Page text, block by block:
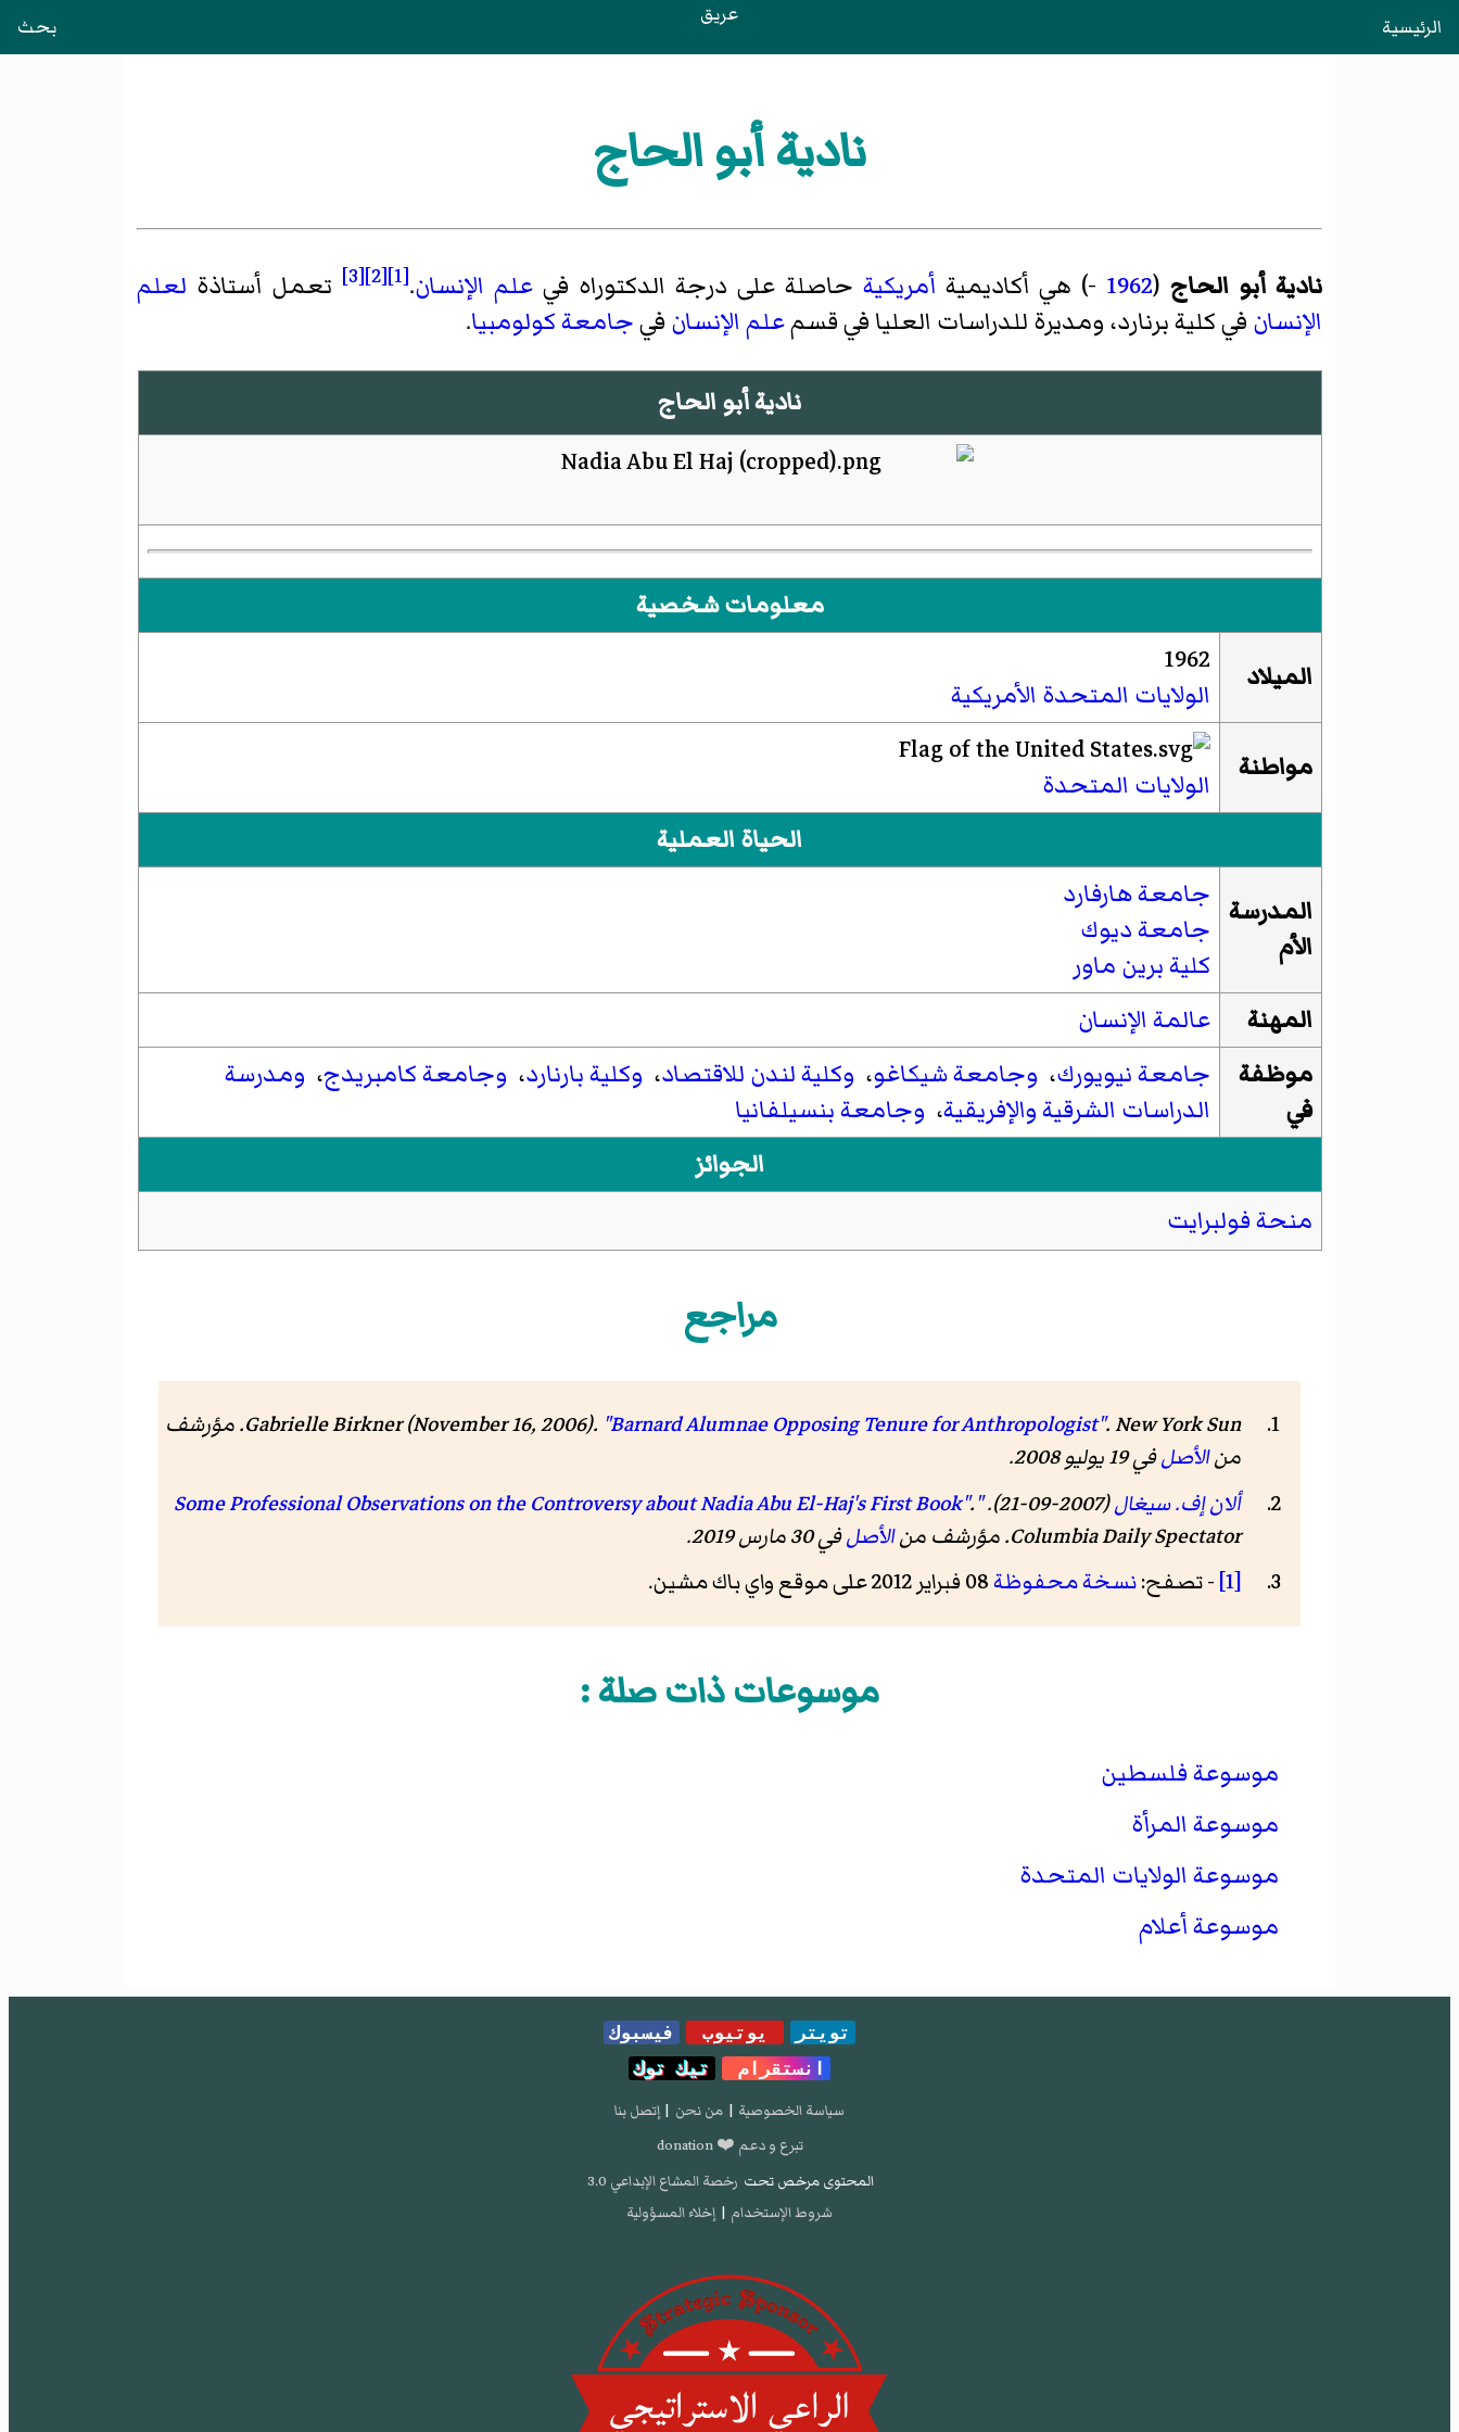
الرئيسية عريق بحث
نادية أبو الحاج
نادية أبو الحاج (
1962 -) هي أكاديمية أمريكية حاصلة على درجة الدكتوراه في علم الإنسان.
[1]
[2]
[3] تعمل أستاذة لعلم
الإنسان في كلية برنارد، ومديرة للدراسات العليا في قسمعلم الإنسان فيجامعة كولومبيا.
نادية أبو الحاج
معلومات شخصية
الميلاد
1962
الولايات المتحدة الأمريكية
مواطنة
الولايات المتحدة
الحياة العملية
المدرسة
الأم
جامعة هارفارد
جامعة ديوك
كلية برين ماور
المهنة
عالمة الإنسان
موظفة
في
جامعة نيويورك، وجامعة شيكاغو، وكلية لندن للاقتصاد، وكلية بارنارد، وجامعة كامبريدج، ومدرسة
الدراسات الشرقية والإفريقية، وجامعة بنسيلفانيا
الجوائز
منحة فولبرايت
مراجع
Gabrielle Birkner (November 16, 2006). "Barnard Alumnae Opposing Tenure for Anthropologist".New York Sun
. مؤرشف
منالأصلفي 19 يوليو 2008
.
ألان إف. سيغال(2007-09-21).
"Some Professional Observations on the Controversy about Nadia Abu El-Haj's First Book"
.
Columbia Daily Spectator. مؤرشف منالأصلفي 30 مارس 2019
.
[1]
- تصفح:نسخة محفوظة
موسوعات ذات صلة :
موسوعة فلسطين
موسوعة المرأة
موسوعة الولايات المتحدة
موسوعة أعلام
تويتر يوتيوب
فيسبوك
انستقرام
تيك توك
سياسة الخصوصية | من نحن | إتصل بنا
تبرع و دعم ❤️ donation
المحتوى مرخص تحت رخصة المشاع الإبداعي 3.0
شروط الإستخدام | إخلاء المسؤولية